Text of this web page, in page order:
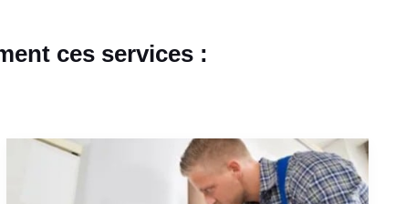
ces services :